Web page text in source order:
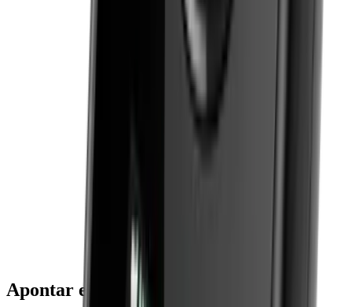
Apontar e clicar